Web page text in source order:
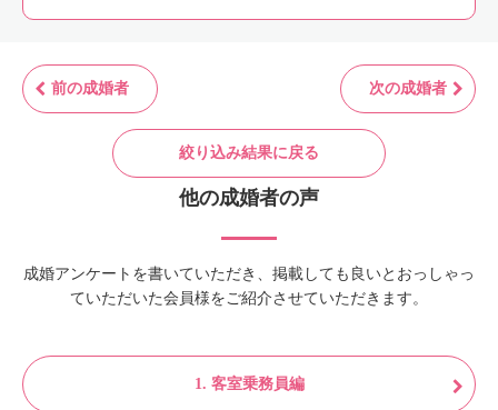
前の成婚者 次の成婚者
絞り込み結果に戻る
他の成婚者の声
成婚アンケートを書いていただき、掲載しても良いとおっしゃっ
ていただいた会員様をご紹介させていただきます。
1. 客室乗務員編